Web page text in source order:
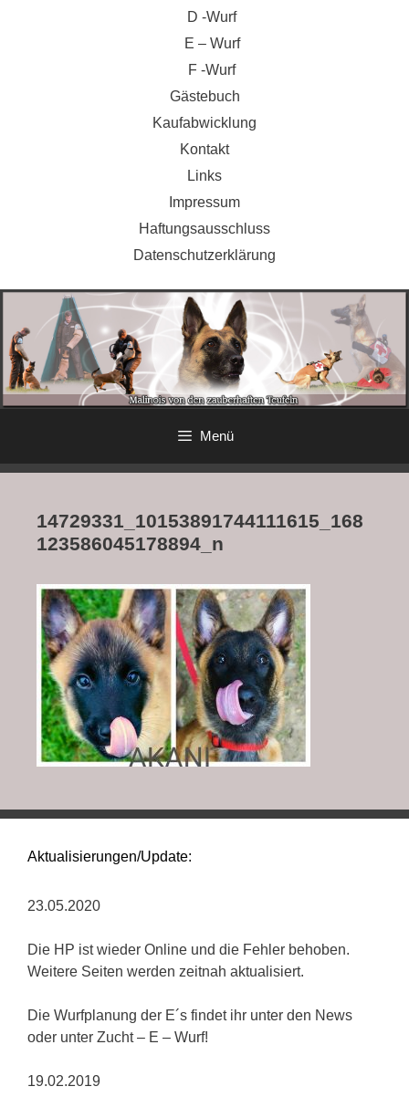
D -Wurf
E – Wurf
F -Wurf
Gästebuch
Kaufabwicklung
Kontakt
Links
Impressum
Haftungsausschluss
Datenschutzerklärung
Menü
14729331_10153891744111615_168
123586045178894_n
Aktualisierungen/Update:
23.05.2020
Die HP ist wieder Online und die Fehler behoben.
Weitere Seiten werden zeitnah aktualisiert.
Die Wurfplanung der E´s findet ihr unter den News
oder unter Zucht – E – Wurf!
19.02.2019